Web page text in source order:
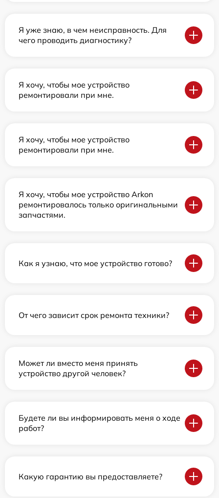
Я уже знаю, в чем неисправность. Для
чего проводить диагностику?
Я хочу, чтобы мое устройство
ремонтировали при мне.
Я хочу, чтобы мое устройство
ремонтировали при мне.
Я хочу, чтобы мое устройство Arkon
ремонтировалось только оригинальными
запчастями.
Как я узнаю, что мое устройство готово?
От чего зависит срок ремонта техники?
Может ли вместо меня принять
устройство другой человек?
Будете ли вы информировать меня о ходе
работ?
Какую гарантию вы предоставляете?